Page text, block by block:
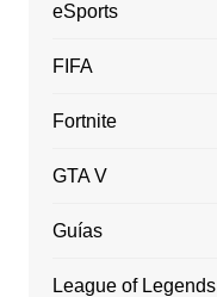
eSports
FIFA
Fortnite
GTA V
Guías
League of Legends